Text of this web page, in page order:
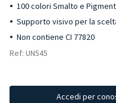
100 colori Smalto e
Supporto visivo per la
Non contiene CI 77820
Ref: UN545
Accedi per